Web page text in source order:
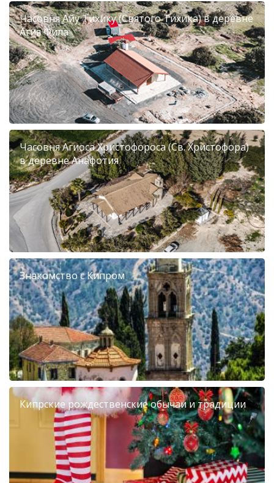
Часовня Айу Тихику (Святого Тихика) в деревне
Агия Фила
Часовня Агиоса Христофороса (Св. Христофора)
в деревне Анафотия
Знакомство с Кипром
Кипрские рождественские обычаи и традиции